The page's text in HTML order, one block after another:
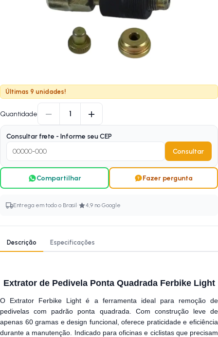
Últimas 9 unidades!
Quantidade − 1 +
Consultar frete - Informe seu CEP
Consultar
Compartilhar Fazer pergunta
Entrega em todo o Brasil · 4,9 no Google
Descrição Especificações
Extrator de Pedivela Ponta Quadrada Ferbike Light
O Extrator Ferbike Light é a ferramenta ideal para remoção de
pedivelas com padrão ponta quadrada. Com construção leve de
apenas 60 gramas e design funcional, oferece praticidade e eficiência
durante a manutenção. Indicado para oficinas e ciclistas que precisam